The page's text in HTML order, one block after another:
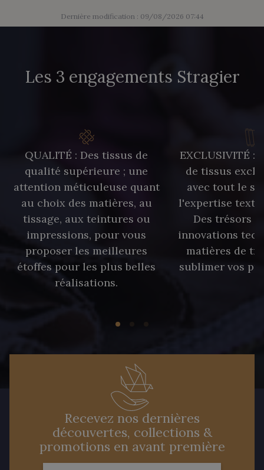
Dernière modification : 09/08/2026 07:44
Les 3 engagements Stragier
QUALITÉ : Des tissus de
qualité supérieure ; une
attention méticuleuse quant
au choix des matières, au
tissage, aux teintures ou
impressions, pour vous
proposer les meilleures
étoffes pour les plus belles
réalisations.
EXCLUSIVITÉ :
de tissus
avec tout le
l'expertise
Des trésors
innovations
matières de
sublimer vos
Recevez nos dernières
découvertes, collections &
promotions en avant première